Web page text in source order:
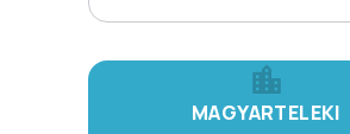
MAGYARTELEKI